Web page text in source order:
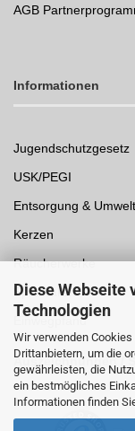
Diese Webseite
Technologien
Wir verwenden
Drittanbietern, um die
gewährleisten, die
ein bestmögliches
Informationen finden
AGB
Informationen
Jugendschutzgesetz
USK/PEGI
Entsorgung &
Kerzen
Räucherwerke
Spielwaren
Einwegpfand
Auszeichnungen /